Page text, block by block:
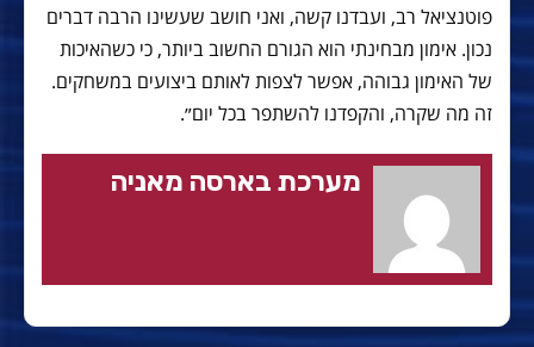
פוטנציאל רב, ועבדנו קשה, ואני חושב שעשינו הרבה דברים
נכון. אימון מבחינתי הוא הגורם החשוב ביותר, כי כשהאיכות
של האימון גבוהה, אפשר לצפות לאותם ביצועים במשחקים.
זה מה שקרה, והקפדנו להשתפר בכל יום״.
מערכת בארסה מאניה